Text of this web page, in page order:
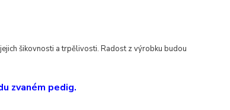
šikovnosti a trpělivosti. Radost z výrobku budou
zvaném pedig.